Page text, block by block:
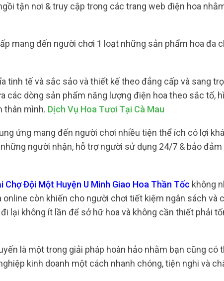
tận nơi & truy cập trong các trang web điện hoa
mang đến người chơi 1 loạt những sản phẩm hoa đa
tinh tế và sắc sảo và thiết kế theo đẳng cấp và sang
các dòng sản phẩm năng lượng điện hoa theo sắc tố,
thân mình. Dịch Vụ Hoa Tươi Tại Cà Mau
ứng mang đến người chơi nhiều tiện thể ích có lợi
người nhận, hỗ trợ người sử dụng 24/7 & bảo
Đội Một Huyện U Minh Giao Hoa Thần Tốc không
còn khiến cho người chơi tiết kiệm ngân sách và
lại không ít lần để sở hữ hoa và không cần thiết phải
là một trong giải pháp hoàn hảo nhằm bạn cũng có
kinh doanh một cách nhanh chóng, tiện nghi và